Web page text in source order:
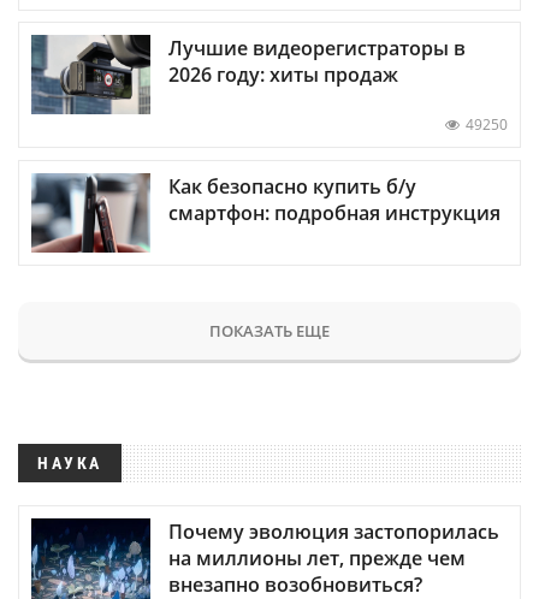
Лучшие видеорегистраторы в
2026 году: хиты продаж
49250
Как безопасно купить б/у
смартфон: подробная инструкция
ПОКАЗАТЬ ЕЩЕ
НАУКА
Почему эволюция застопорилась
на миллионы лет, прежде чем
внезапно возобновиться?